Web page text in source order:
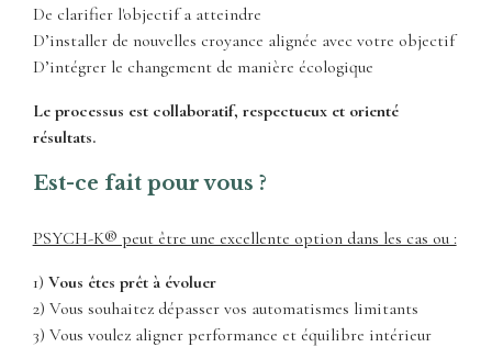
De clarifier l'objectif a atteindre
D’installer de nouvelles croyance alignée avec votre objectif
D’intégrer le changement de manière écologique
Le processus est collaboratif, respectueux et orienté
résultats.
Est-ce fait pour vous ?
PSYCH-K® peut être une excellente option dans les cas ou :
1) Vous êtes prêt à évoluer
2) Vous souhaitez dépasser vos automatismes limitants
3) Vous voulez aligner performance et équilibre intérieur